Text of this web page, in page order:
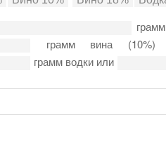
грамм вина
грамм водки или